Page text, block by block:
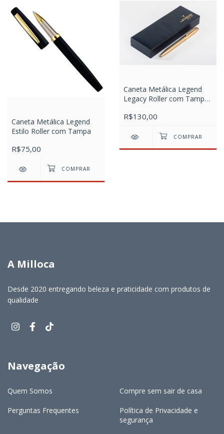
Caneta Metálica Legend
Estilo Roller com Tampa
R$75,00
Caneta Metálica Legend
Legacy Roller com Tampa
R$130,00
A Milloca
Desde 2020 entregando beleza e praticidade com produtos de
qualidade
Navegação
Quem Somos Compre sem sair de casa
Perguntas Frequentes
Política de Privacidade e
segurança